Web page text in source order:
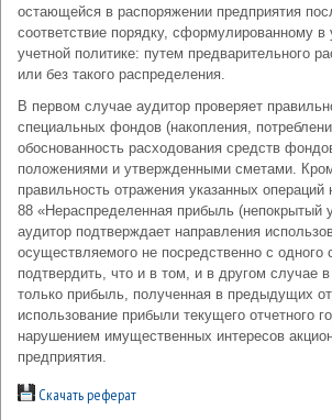
остающейся в распоряжении предприятия
соответствие порядку, сформулированному
учетной политике: путем предварительного
или без такого распределения.
В первом случае аудитор проверяет
специальных фондов (накопления,
обоснованность расходования средств
положениями и утвержденными сметами.
правильность отражения указанных
88 «Нераспределенная прибыль (непокрытый
аудитор подтверждает направления
осуществляемого не посредственно с
подтвердить, что и в том, и в другом случае
только прибыль, полученная в предыдущих
использование прибыли текущего отчетного
нарушением имущественных интересов
предприятия.
Скачать реферат